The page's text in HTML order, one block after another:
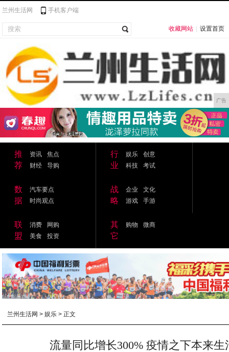
兰州生活网 手机客户端
收藏网站 设置首页
广告
推
荐
资讯
焦点
财经
导购
行
业
娱乐
创意
科技
考试
数
据
汽车要点
时尚观点
战
略
企业
文化
游戏
手游
联
盟
消费
网购
美食
投资
其
它
购物 微商
兰州生活网 >娱乐 > 正文
流量同比增长300% 疫情之下本来